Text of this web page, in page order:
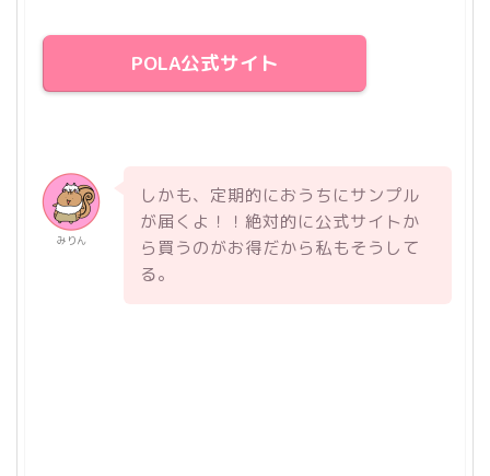
POLA公式サイト
みりん
しかも、定期的におうちにサンプル
が届くよ！！絶対的に公式サイトか
ら買うのがお得だから私もそうして
る。